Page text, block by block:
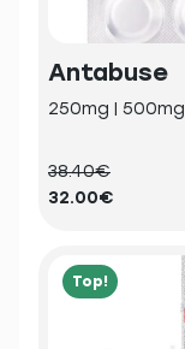
Antabuse
250mg | 500mg
38.40€
32.00€
Top!